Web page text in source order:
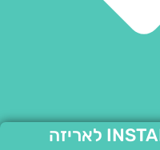
מערכות INSTAPAK לאריזה